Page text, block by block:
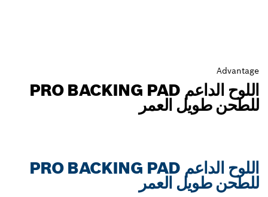
Advantage
اللوح الداعم PRO BACKING PAD
للطحن طويل العمر
اللوح الداعم PRO BACKING PAD
للطحن طويل العمر